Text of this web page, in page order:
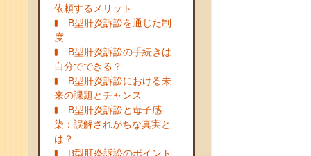
依頼するメリット
B型肝炎訴訟を通じた制
度
B型肝炎訴訟の手続きは
自分でできる？
B型肝炎訴訟における未
来の課題とチャンス
B型肝炎訴訟と母子感
染：誤解されがちな真実と
は？
B型肝炎訴訟のポイント